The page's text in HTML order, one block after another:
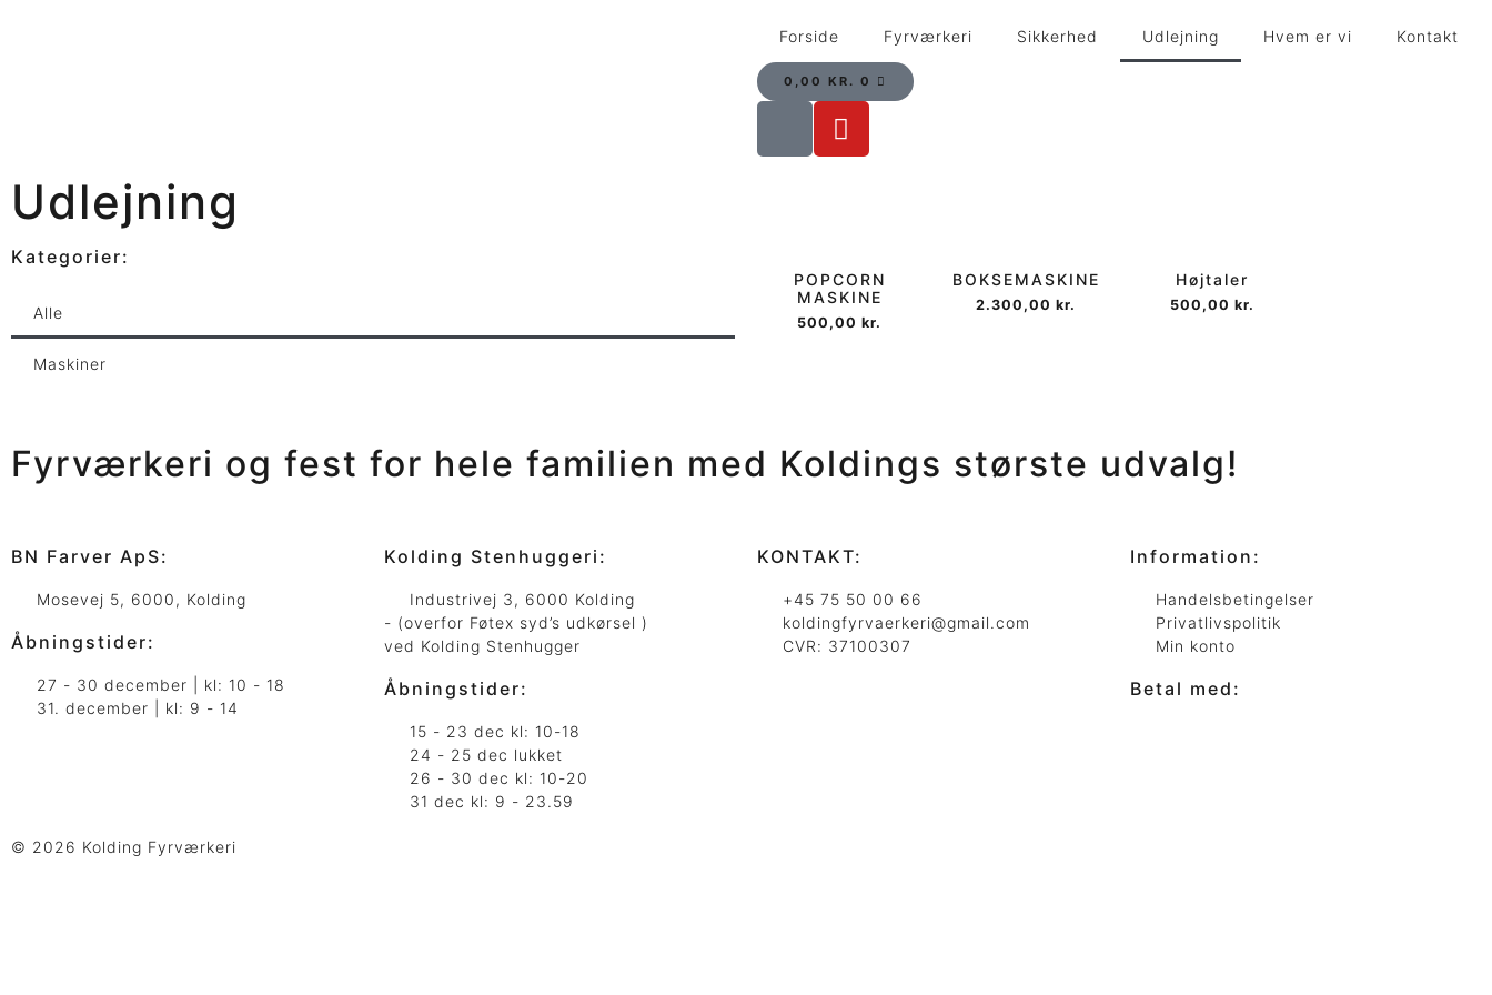
Forside Fyrværkeri Sikkerhed Udlejning Hvem er vi Kontakt
0,00 KR. 0
Udlejning
Kategorier:
Alle
Maskiner
POPCORN
MASKINE
500,00 kr.
BOKSEMASKINE
2.300,00 kr.
Højtaler
500,00 kr.
Fyrværkeri og fest for hele familien med Koldings største udvalg!
BN Farver ApS:
Mosevej 5, 6000, Kolding
Åbningstider:
27 - 30 december | kl: 10 - 18
31. december | kl: 9 - 14
Kolding Stenhuggeri:
Industrivej 3, 6000 Kolding
- (overfor Føtex syd’s udkørsel )
ved Kolding Stenhugger
Åbningstider:
15 - 23 dec kl: 10-18
24 - 25 dec lukket
26 - 30 dec kl: 10-20
31 dec kl: 9 - 23.59
KONTAKT:
+45 75 50 00 66
koldingfyrvaerkeri@gmail.com
CVR: 37100307
Information:
Handelsbetingelser
Privatlivspolitik
Min konto
Betal med:
© 2026 Kolding Fyrværkeri